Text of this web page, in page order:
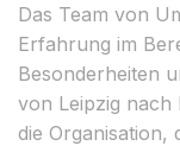
Das Team von
Erfahrung im
Besonderheiten
von Leipzig nach
die Organisation,